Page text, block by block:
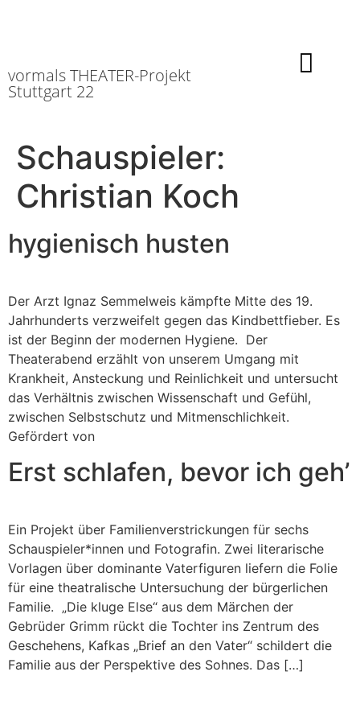
vormals THEATER-Projekt
Stuttgart 22
Schauspieler:
Christian Koch
hygienisch husten
Der Arzt Ignaz Semmelweis kämpfte Mitte des 19.
Jahrhunderts verzweifelt gegen das Kindbettfieber. Es
ist der Beginn der modernen Hygiene. Der
Theaterabend erzählt von unserem Umgang mit
Krankheit, Ansteckung und Reinlichkeit und untersucht
das Verhältnis zwischen Wissenschaft und Gefühl,
zwischen Selbstschutz und Mitmenschlichkeit.
Gefördert von
Erst schlafen, bevor ich geh’
Ein Projekt über Familienverstrickungen für sechs
Schauspieler*innen und Fotografin. Zwei literarische
Vorlagen über dominante Vaterfiguren liefern die Folie
für eine theatralische Untersuchung der bürgerlichen
Familie. „Die kluge Else“ aus dem Märchen der
Gebrüder Grimm rückt die Tochter ins Zentrum des
Geschehens, Kafkas „Brief an den Vater“ schildert die
Familie aus der Perspektive des Sohnes. Das […]